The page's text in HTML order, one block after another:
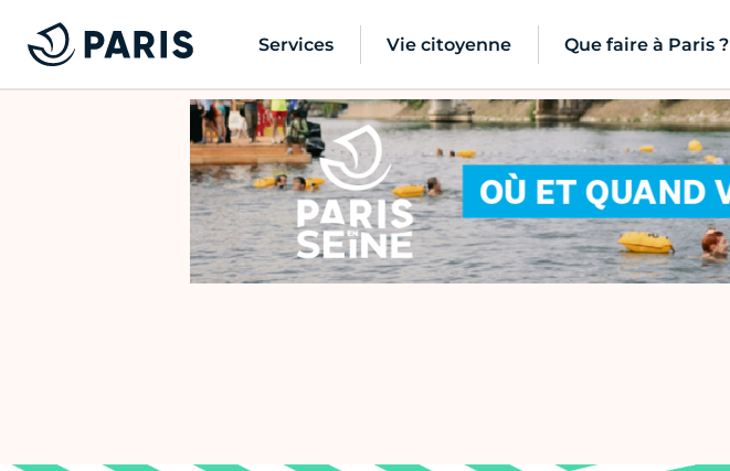
Services Vie citoyenne Que faire à Paris ?